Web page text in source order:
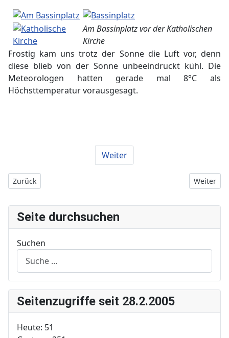
Am Bassinplatz vor der Katholischen
Kirche
Frostig kam uns trotz der Sonne die Luft vor, denn
diese blieb von der Sonne unbeeindruckt kühl. Die
Meteorologen hatten gerade mal 8°C als
Höchsttemperatur vorausgesagt.
Weiter
Vorheriger Beitrag: 13. Vorlesetag am 16.11.2013
Zurück Nächster
Weiter
Seite durchsuchen
Suchen
Seitenzugriffe seit 28.2.2005
Heute: 51